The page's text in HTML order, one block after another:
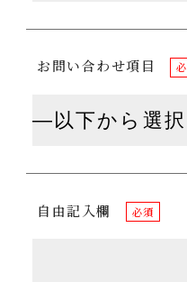
お問い合わせ項目
自由記入欄 必須